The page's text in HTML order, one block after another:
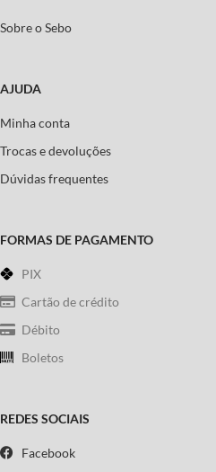
Sobre o Sebo
AJUDA
Minha conta
Trocas e devoluções
Dúvidas frequentes
FORMAS DE PAGAMENTO
PIX
Cartão de crédito
Débito
Boletos
REDES SOCIAIS
Facebook